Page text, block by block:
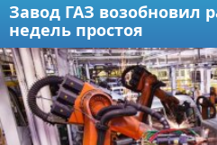
Завод ГАЗ возобновил
недель простоя